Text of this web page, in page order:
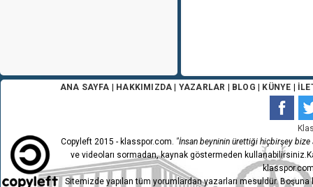
ANA SAYFA HAKKIMIZDA YAZARLAR BLOG KÜNYE
Copyleft 2015 - klasspor.com. "İnsan beyninin ürettiği hiçbirşey bize
ve videoları sormadan, kaynak göstermeden
Sitemizde yapılan tüm yorumlardan yazarları mesuldür.